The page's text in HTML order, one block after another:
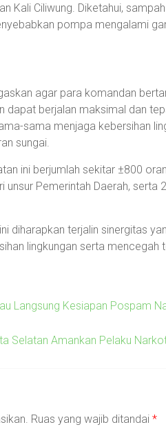
Kali Ciliwung. Diketahui,
pompa mengalami
agar para komandan
dapat berjalan maksimal dan
sama menjaga kebersihan
sungai.
ini berjumlah sekitar ±800
unsur Pemerintah Daerah,
diharapkan terjalin sinergitas
lingkungan serta mencegah
Langsung Kesiapan Pospam
Selatan Amankan Pelaku
Ruas yang wajib ditandai *